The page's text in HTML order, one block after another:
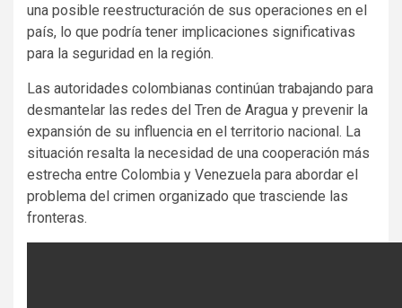
una posible reestructuración de sus operaciones en el
país, lo que podría tener implicaciones significativas
para la seguridad en la región.
Las autoridades colombianas continúan trabajando para
desmantelar las redes del Tren de Aragua y prevenir la
expansión de su influencia en el territorio nacional. La
situación resalta la necesidad de una cooperación más
estrecha entre Colombia y Venezuela para abordar el
problema del crimen organizado que trasciende las
fronteras.